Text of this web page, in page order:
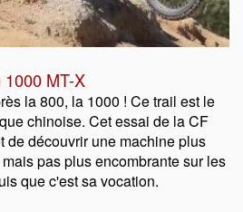
MT-X
la 800, la 1000 ! Ce trail est le
chinoise. Cet essai de la CF
de découvrir une machine plus
pas plus encombrante sur les
que c'est sa vocation.